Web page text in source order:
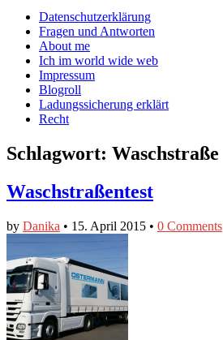
Facebook
anzeigen
Twitter
anzeigen
auf
Instagram
anzeigen
Main
menu
Skip
content
Datenschutzerklärung
Fragen und Antworten
About me
Ich im world wide web
Impressum
Blogroll
Ladungssicherung erklärt
Recht
Schlagwort: Waschstraße
Waschstraßentest
by Danika • 15. April 2015 • 0 Comments